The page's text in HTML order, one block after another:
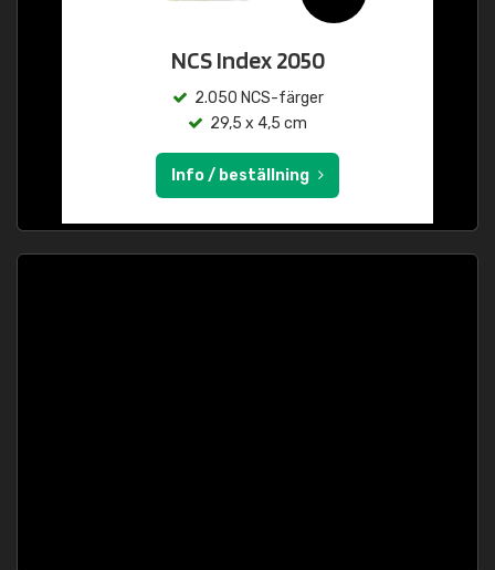
NCS Index 2050
2.050 NCS-färger
29,5 x 4,5 cm
Info / beställning